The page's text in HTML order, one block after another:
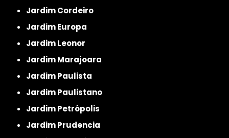
Jardim Cordeiro
Jardim Europa
Jardim Leonor
Jardim Marajoara
Jardim Paulista
Jardim Paulistano
Jardim Petrópolis
Jardim Prudencia